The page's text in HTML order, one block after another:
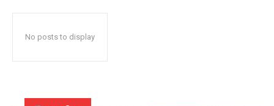
No posts to display